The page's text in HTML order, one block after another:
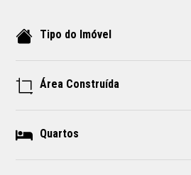
Tipo do Imóvel
Área Construída
Quartos